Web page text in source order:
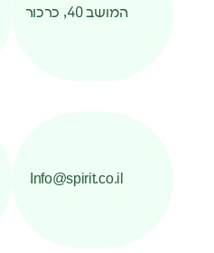
המושב 40, כרכור
Info@spirit.co.il